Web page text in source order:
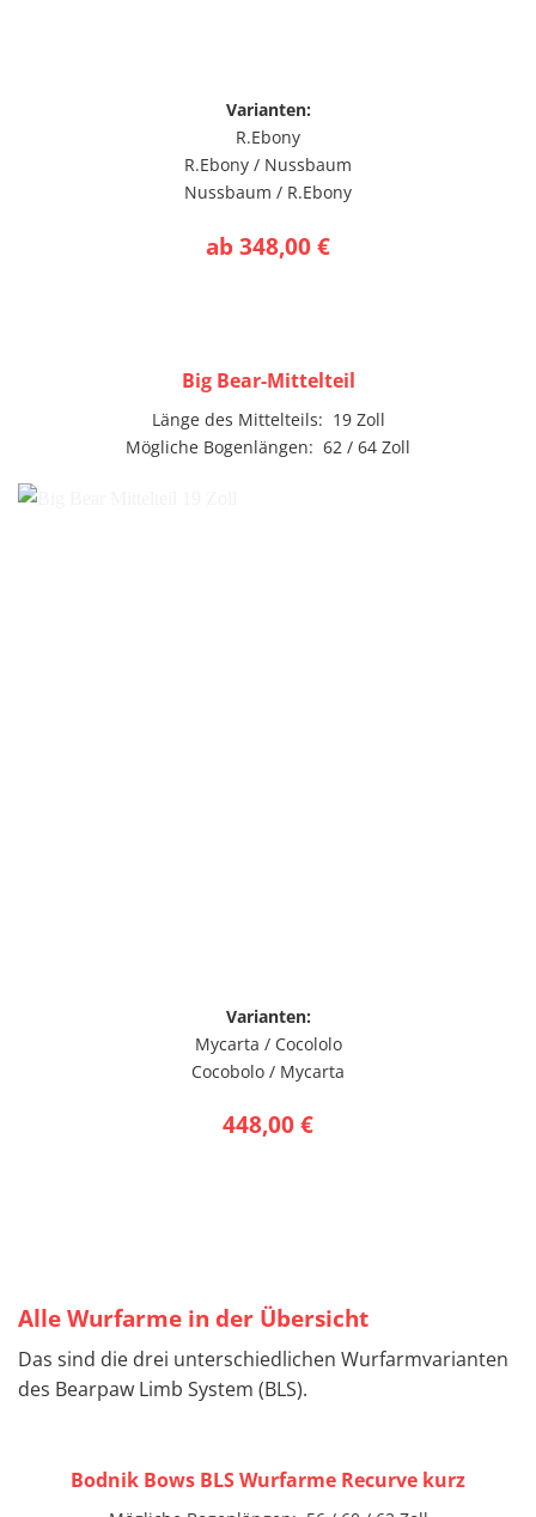
Varianten:
R.Ebony
R.Ebony / Nussbaum
Nussbaum / R.Ebony
ab 348,00 €
Big Bear-Mittelteil
Länge des Mittelteils: 19 Zoll
Mögliche Bogenlängen: 62 / 64 Zoll
Varianten:
Mycarta / Cocololo
Cocobolo / Mycarta
448,00 €
Alle Wurfarme in der Übersicht
Das sind die drei unterschiedlichen Wurfarmvarianten
des Bearpaw Limb System (BLS).
Bodnik Bows BLS Wurfarme Recurve kurz